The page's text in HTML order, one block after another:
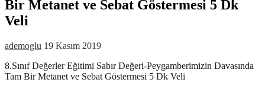
Bir Metanet ve Sebat Göstermesi 5 Dk
Veli
ademoglu 19 Kasım 2019
8.Sınıf Değerler Eğitimi Sabır Değeri-Peygamberimizin Davasında
Tam Bir Metanet ve Sebat Göstermesi 5 Dk Veli